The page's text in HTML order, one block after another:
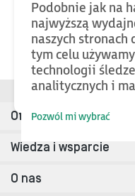
Jeśli chcesz znaleźć
kategorii
Oferta
Wiedza i wsparcie
O nas
Podobnie jak na
najwyższą
naszych stronach
tym celu
technologii
analitycznych i
Pozwól mi wybrać